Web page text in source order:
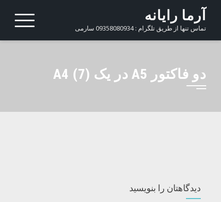
Skip
content
آرما رایانه
تماس تنها از طریق تلگرام : 09358080934 سارمی
دو فاکتور A5 در یک A4 (7)
دیدگاهتان را بنویسید